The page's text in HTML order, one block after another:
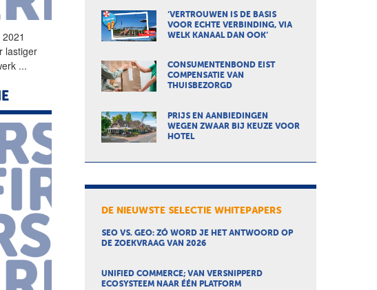
lastiger
...
‘VERTROUWEN IS DE BASIS
VOOR ECHTE VERBINDING, VIA
WELK KANAAL DAN OOK’
CONSUMENTENBOND EIST
COMPENSATIE VAN
THUISBEZORGD
PRIJS EN AANBIEDINGEN
WEGEN ZWAAR BIJ KEUZE VOOR
HOTEL
DE NIEUWSTE SELECTIE WHITEPAPERS
SEO VS. GEO: ZÓ WORD JE HET ANTWOORD OP
DE ZOEKVRAAG VAN 2026
UNIFIED COMMERCE; VAN VERSNIPPERD
ECOSYSTEEM NAAR ÉÉN PLATFORM